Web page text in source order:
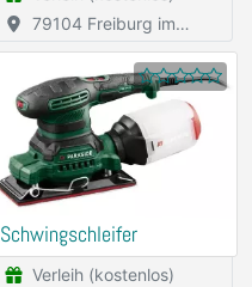
Breisgau
Schwingschleifer
Verleih (kostenlos)